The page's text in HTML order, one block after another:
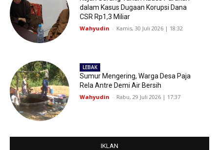
dalam Kasus Dugaan Korupsi Dana
CSR Rp1,3 Miliar
Wahyudin - Kamis, 30 Juli 2026 | 18:32
LEBAK
Sumur Mengering, Warga Desa Paja
Rela Antre Demi Air Bersih
Wahyudin - Rabu, 29 Juli 2026 | 17:37
IKLAN